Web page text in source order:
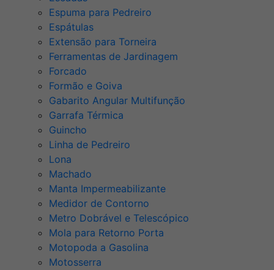
Espuma para Pedreiro
Espátulas
Extensão para Torneira
Ferramentas de Jardinagem
Forcado
Formão e Goiva
Gabarito Angular Multifunção
Garrafa Térmica
Guincho
Linha de Pedreiro
Lona
Machado
Manta Impermeabilizante
Medidor de Contorno
Metro Dobrável e Telescópico
Mola para Retorno Porta
Motopoda a Gasolina
Motosserra